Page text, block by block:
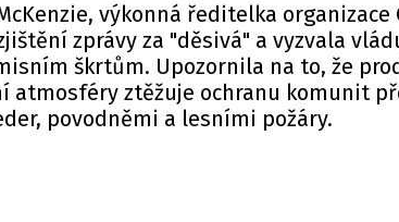
výkonná ředitelka organizace
zprávy za "děsivá" a vyzvala
škrtům. Upozornila na to, že
atmosféry ztěžuje ochranu komunit
povodněmi a lesními požáry.